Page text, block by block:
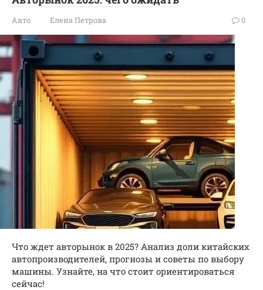
Авто Елена Петрова 0
Что ждет авторынок в 2025? Анализ доли китайских
автопроизводителей, прогнозы и советы по выбору
машины. Узнайте, на что стоит ориентироваться
сейчас!